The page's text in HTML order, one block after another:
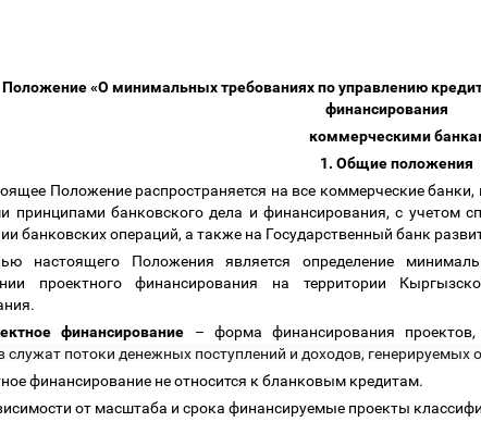
Положение «О минимальных требованиях по управлению
финансирования
коммерческими
1. Общие положения
Положение распространяется на все коммерческие
принципами банковского дела и финансирования, с учетом
банковских операций, а также на Государственный банк
настоящего Положения является определение
проектного финансирования на территории
финансирование
– форма финансирования
служат потоки денежных поступлений и доходов, генерируемых
финансирование не относится к бланковым кредитам.
от масштаба и срока финансируемые проекты